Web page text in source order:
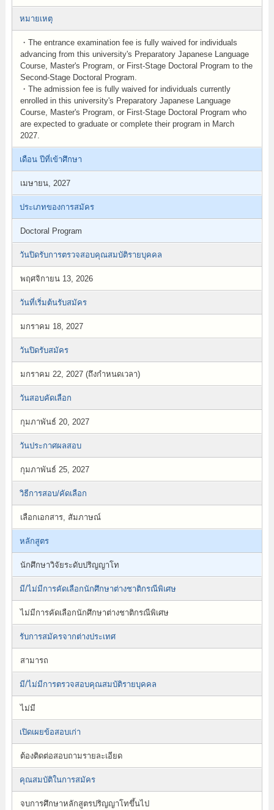
หมายเหตุ
・The entrance examination fee is fully waived for individuals
advancing from this university's Preparatory Japanese Language
Course, Master's Program, or First-Stage Doctoral Program to the
Second-Stage Doctoral Program.
・The admission fee is fully waived for individuals currently
enrolled in this university's Preparatory Japanese Language
Course, Master's Program, or First-Stage Doctoral Program who
are expected to graduate or complete their program in March
2027.
เดือน ปีที่เข้าศึกษา
เมษายน, 2027
ประเภทของการสมัคร
Doctoral Program
วันปิดรับการตรวจสอบคุณสมบัติรายบุคคล
พฤศจิกายน 13, 2026
วันที่เริ่มต้นรับสมัคร
มกราคม 18, 2027
วันปิดรับสมัคร
มกราคม 22, 2027 (ถึงกำหนดเวลา)
วันสอบคัดเลือก
กุมภาพันธ์ 20, 2027
วันประกาศผลสอบ
กุมภาพันธ์ 25, 2027
วิธีการสอบ/คัดเลือก
เลือกเอกสาร, สัมภาษณ์
หลักสูตร
นักศึกษาวิจัยระดับปริญญาโท
มี/ไม่มีการคัดเลือกนักศึกษาต่างชาติกรณีพิเศษ
ไม่มีการคัดเลือกนักศึกษาต่างชาติกรณีพิเศษ
รับการสมัครจากต่างประเทศ
สามารถ
มี/ไม่มีการตรวจสอบคุณสมบัติรายบุคคล
ไม่มี
เปิดเผยข้อสอบเก่า
ต้องติดต่อสอบถามรายละเอียด
คุณสมบัติในการสมัคร
จบการศึกษาหลักสูตรปริญญาโทขึ้นไป